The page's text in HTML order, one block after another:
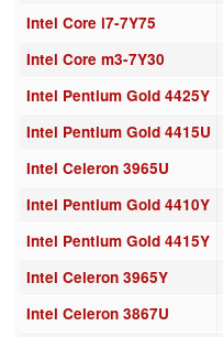
Intel Core i7-7Y75
Intel Core m3-7Y30
Intel Pentium Gold 4425Y
Intel Pentium Gold 4415U
Intel Celeron 3965U
Intel Pentium Gold 4410Y
Intel Pentium Gold 4415Y
Intel Celeron 3965Y
Intel Celeron 3867U